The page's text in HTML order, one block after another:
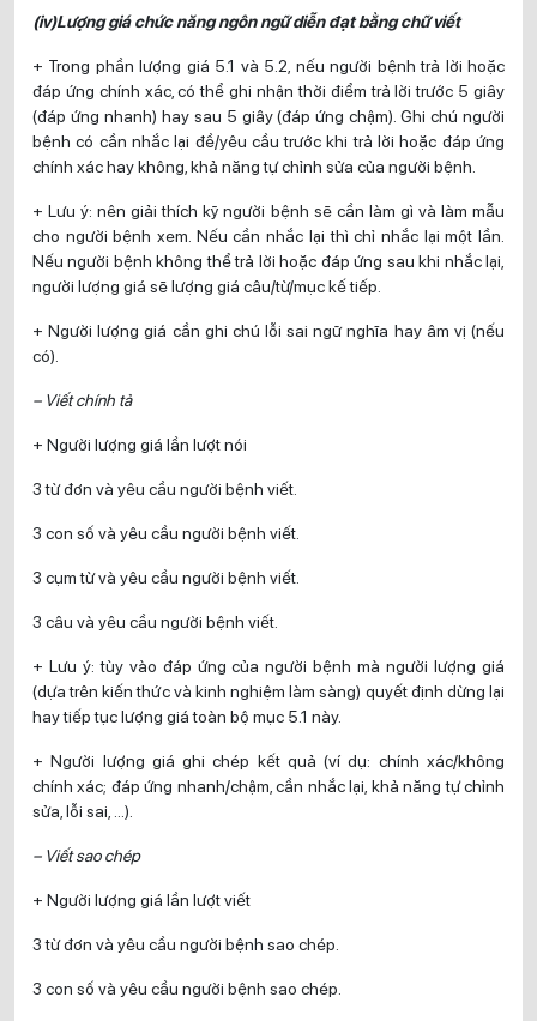
(iv)Lượng giá chức năng ngôn ngữ diễn đạt bằng chữ viết
+ Trong phần lượng giá 5.1 và 5.2, nếu người bệnh trả lời hoặc
đáp ứng chính xác, có thể ghi nhận thời điểm trả lời trước 5 giây
(đáp ứng nhanh) hay sau 5 giây (đáp ứng chậm). Ghi chú người
bệnh có cần nhắc lại đề/yêu cầu trước khi trả lời hoặc đáp ứng
chính xác hay không, khả năng tự chỉnh sửa của người bệnh.
+ Lưu ý: nên giải thích kỹ người bệnh sẽ cần làm gì và làm mẫu
cho người bệnh xem. Nếu cần nhắc lại thì chỉ nhắc lại một lần.
Nếu người bệnh không thể trả lời hoặc đáp ứng sau khi nhắc lại,
người lượng giá sẽ lượng giá câu/từ/mục kế tiếp.
+ Người lượng giá cần ghi chú lỗi sai ngữ nghĩa hay âm vị (nếu
có).
– Viết chính tả
+ Người lượng giá lần lượt nói
3 từ đơn và yêu cầu người bệnh viết.
3 con số và yêu cầu người bệnh viết.
3 cụm từ và yêu cầu người bệnh viết.
3 câu và yêu cầu người bệnh viết.
+ Lưu ý: tùy vào đáp ứng của người bệnh mà người lượng giá
(dựa trên kiến thức và kinh nghiệm làm sàng) quyết định dừng lại
hay tiếp tục lượng giá toàn bộ mục 5.1 này.
+ Người lượng giá ghi chép kết quả (ví dụ: chính xác/không
chính xác; đáp ứng nhanh/chậm, cần nhắc lại, khả năng tự chỉnh
sửa, lỗi sai, …).
– Viết sao chép
+ Người lượng giá lần lượt viết
3 từ đơn và yêu cầu người bệnh sao chép.
3 con số và yêu cầu người bệnh sao chép.